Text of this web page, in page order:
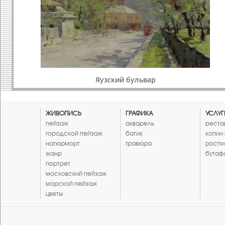
Яузский бульвар
ЖИВОПИСЬ
пейзаж
городской пейзаж
натюрморт
жанр
портрет
московский пейзаж
морской пейзаж
цветы
ГРАФИКА
акварель
батик
гравюра
копии